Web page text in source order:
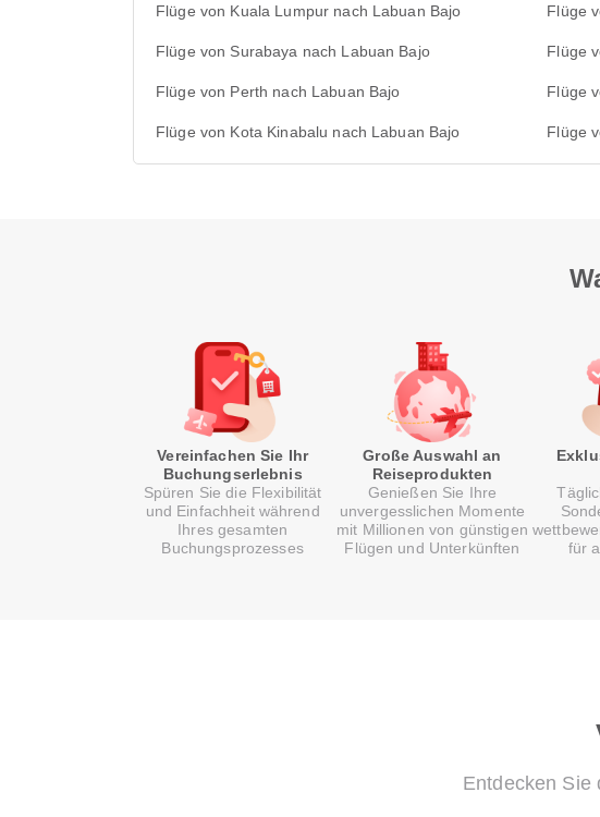
Flüge von Kuala Lumpur nach Labuan Bajo Flüge
Flüge von Surabaya nach Labuan Bajo Flüge
Flüge von Perth nach Labuan Bajo Flüge
Flüge von Kota Kinabalu nach Labuan Bajo Flüge
Vereinfachen Sie Ihr
Buchungserlebnis
Spüren Sie die Flexibilität
und Einfachheit während
Ihres gesamten
Buchungsprozesses
Große Auswahl an
Reiseprodukten
Genießen Sie Ihre
unvergesslichen Momente
mit Millionen von günstigen
Flügen und Unterkünften
für
Entdecken Sie